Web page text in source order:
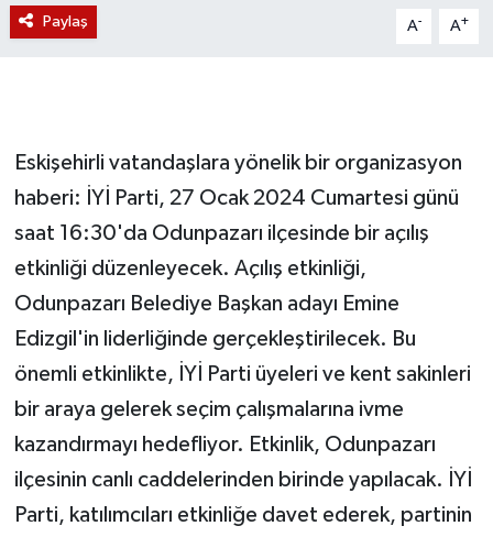
Paylaş A- A+
Eskişehirli vatandaşlara yönelik bir organizasyon
haberi: İYİ Parti, 27 Ocak 2024 Cumartesi günü
saat 16:30'da Odunpazarı ilçesinde bir açılış
etkinliği düzenleyecek. Açılış etkinliği,
Odunpazarı Belediye Başkan adayı Emine
Edizgil'in liderliğinde gerçekleştirilecek. Bu
önemli etkinlikte, İYİ Parti üyeleri ve kent sakinleri
bir araya gelerek seçim çalışmalarına ivme
kazandırmayı hedefliyor. Etkinlik, Odunpazarı
ilçesinin canlı caddelerinden birinde yapılacak. İYİ
Parti, katılımcıları etkinliğe davet ederek, partinin